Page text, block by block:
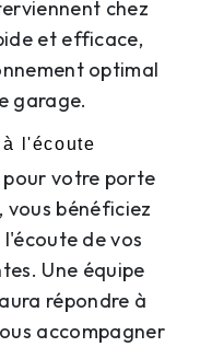
chez
et efficace,
optimal
garage.
l'écoute
pour votre porte
vous bénéficiez
de vos
Une équipe
répondre à
accompagner